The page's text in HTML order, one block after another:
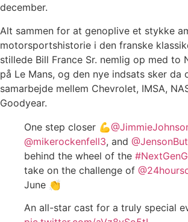
december.
Alt sammen for at genoplive et stykke
motorsportshistorie i den franske
stillede Bill France Sr. nemlig op med to
på Le Mans, og den nye indsats sker da
samarbejde mellem Chevrolet, IMSA,
Goodyear.
One step closer 💪
@mikerockenfell3, and
behind the wheel of the
take on the challenge of
June 👏
An all-star cast for a truly special